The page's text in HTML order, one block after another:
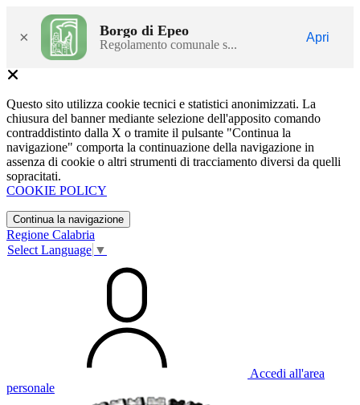
× Borgo di Epeo
Regolamento comunale s...
Apri
Questo sito utilizza cookie tecnici e statistici anonimizzati. La
chiusura del banner mediante selezione dell'apposito comando
contraddistinto dalla X o tramite il pulsante "Continua la
navigazione" comporta la continuazione della navigazione in
assenza di cookie o altri strumenti di tracciamento diversi da quelli
sopracitati.
COOKIE POLICY
Continua la navigazione
Regione Calabria
Select Language ▼
Accedi all'area
personale